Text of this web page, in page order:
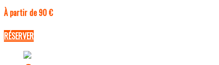
À partir de 90 €
RÉSERVER